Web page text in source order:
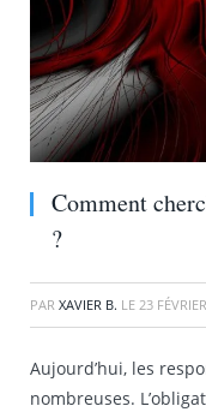
Comment
?
PAR XAVIER B. LE 23
Aujourd’hui, les
nombreuses.